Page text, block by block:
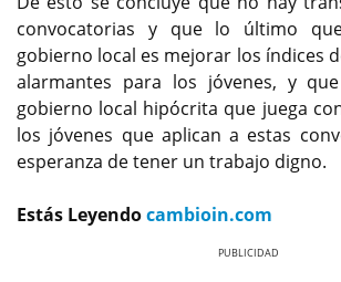
convocatorias y que lo último
gobierno local es mejorar los índices
alarmantes para los jóvenes, y
gobierno local hipócrita que juega
los jóvenes que aplican a estas
esperanza de tener un trabajo digno.
Estás Leyendocambioin.com